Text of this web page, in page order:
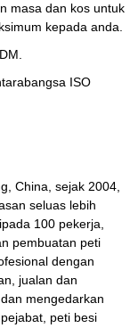
masa dan kos untuk
kepada anda.
ISO
China, sejak 2004,
seluas lebih
100 pekerja,
pembuatan peti
dengan
jualan dan
mengedarkan
peti besi